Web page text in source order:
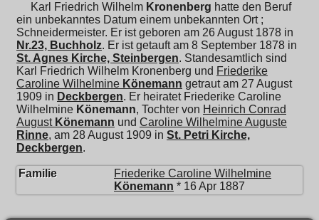
Karl Friedrich Wilhelm Kronenberg hatte den Beruf
ein unbekanntes Datum einem unbekannten Ort ;
Schneidermeister. Er ist geboren am 26 August 1878 in
Nr.23, Buchholz. Er ist getauft am 8 September 1878 in
St. Agnes Kirche, Steinbergen. Standesamtlich sind
Karl Friedrich Wilhelm Kronenberg und Friederike
Caroline Wilhelmine Könemann getraut am 27 August
1909 in Deckbergen. Er heiratet Friederike Caroline
Wilhelmine Könemann, Tochter von Heinrich Conrad
August Könemann und Caroline Wilhelmine Auguste
Rinne, am 28 August 1909 in St. Petri Kirche,
Deckbergen.
Familie
Friederike Caroline Wilhelmine
Könemann * 16 Apr 1887